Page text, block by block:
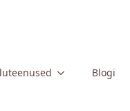
Blogi